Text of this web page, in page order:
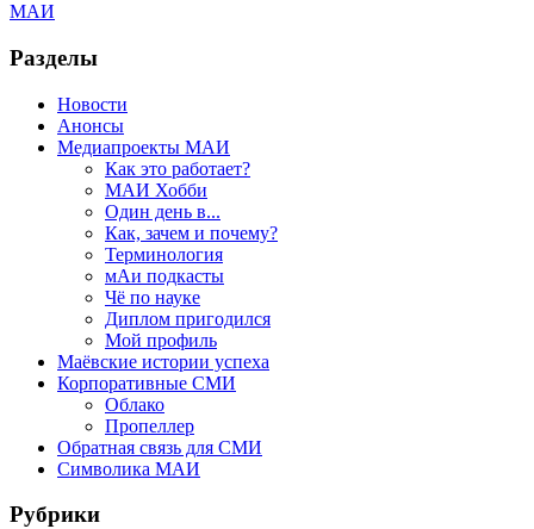
МАИ
Разделы
Новости
Анонсы
Медиапроекты МАИ
Как это работает?
МАИ Хобби
Один день в...
Как, зачем и почему?
Терминология
мАи подкасты
Чё по науке
Диплом пригодился
Мой профиль
Маёвские истории успеха
Корпоративные СМИ
Облако
Пропеллер
Обратная связь для СМИ
Символика МАИ
Рубрики